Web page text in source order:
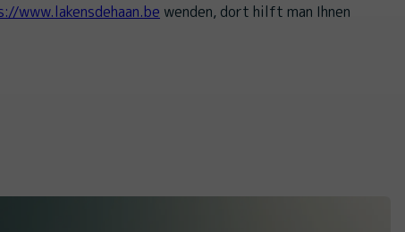
www.lakensdehaan.be wenden, dort hilft man Ihnen